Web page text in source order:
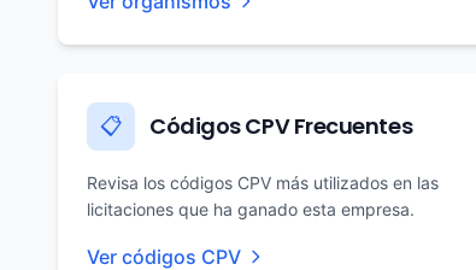
📋 Códigos CPV Frecuentes
Revisa los códigos CPV más utilizados en las
licitaciones que ha ganado esta empresa.
Ver códigos CPV